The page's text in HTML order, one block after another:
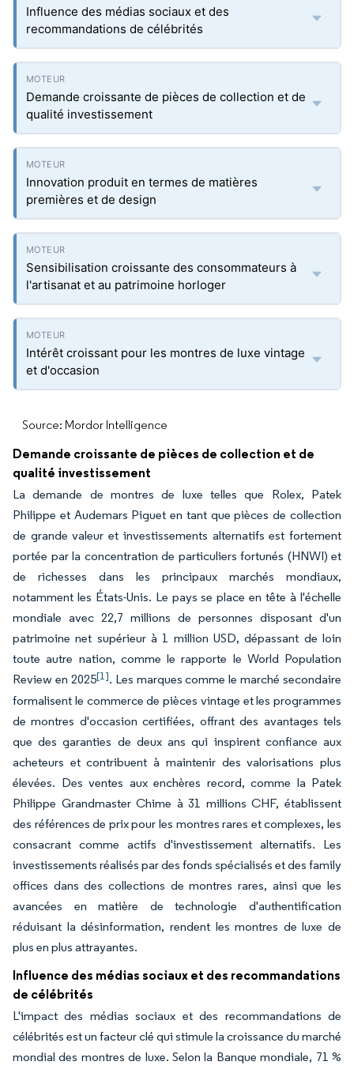
Influence des médias sociaux et des
recommandations de célébrités
Demande croissante de pièces de collection et de
qualité investissement
Innovation produit en termes de matières
premières et de design
Sensibilisation croissante des consommateurs à
l'artisanat et au patrimoine horloger
Intérêt croissant pour les montres de luxe vintage
et d'occasion
Source: Mordor Intelligence
Demande croissante de pièces de collection et de
qualité investissement
La demande de montres de luxe telles que Rolex, Patek
Philippe et Audemars Piguet en tant que pièces de collection
de grande valeur et investissements alternatifs est fortement
portée par la concentration de particuliers fortunés (HNWI) et
de richesses dans les principaux marchés mondiaux,
notamment les États-Unis. Le pays se place en tête à l'échelle
mondiale avec 22,7 millions de personnes disposant d'un
patrimoine net supérieur à 1 million USD, dépassant de loin
toute autre nation, comme le rapporte le World Population
Review en 2025[1]. Les marques comme le marché secondaire
formalisent le commerce de pièces vintage et les programmes
de montres d'occasion certifiées, offrant des avantages tels
que des garanties de deux ans qui inspirent confiance aux
acheteurs et contribuent à maintenir des valorisations plus
élevées. Des ventes aux enchères record, comme la Patek
Philippe Grandmaster Chime à 31 millions CHF, établissent
des références de prix pour les montres rares et complexes, les
consacrant comme actifs d'investissement alternatifs. Les
investissements réalisés par des fonds spécialisés et des family
offices dans des collections de montres rares, ainsi que les
avancées en matière de technologie d'authentification
réduisant la désinformation, rendent les montres de luxe de
plus en plus attrayantes.
Influence des médias sociaux et des recommandations
de célébrités
L'impact des médias sociaux et des recommandations de
célébrités est un facteur clé qui stimule la croissance du marché
mondial des montres de luxe. Selon la Banque mondiale, 71 %